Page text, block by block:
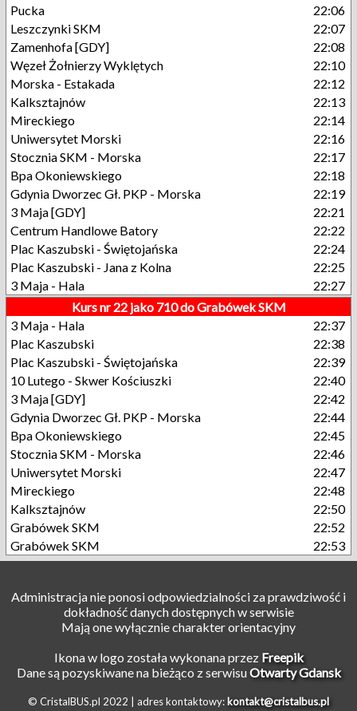
Pucka
22:06
Leszczynki SKM
22:07
Zamenhofa [GDY]
22:08
Węzeł Żołnierzy Wyklętych
22:10
Morska - Estakada
22:12
Kalksztajnów
22:13
Mireckiego
22:14
Uniwersytet Morski
22:16
Stocznia SKM - Morska
22:17
Bpa Okoniewskiego
22:18
Gdynia Dworzec Gł. PKP - Morska
22:19
3 Maja [GDY]
22:21
Centrum Handlowe Batory
22:22
Plac Kaszubski - Świętojańska
22:24
Plac Kaszubski - Jana z Kolna
22:25
3 Maja - Hala
22:27
Kurs nr 22 jako 710 do Grabówek SKM
3 Maja - Hala
22:37
Plac Kaszubski
22:38
Plac Kaszubski - Świętojańska
22:39
10 Lutego - Skwer Kościuszki
22:40
3 Maja [GDY]
22:42
Gdynia Dworzec Gł. PKP - Morska
22:44
Bpa Okoniewskiego
22:45
Stocznia SKM - Morska
22:46
Uniwersytet Morski
22:47
Mireckiego
22:48
Kalksztajnów
22:50
Grabówek SKM
22:52
Grabówek SKM
22:53
Administracja nie ponosi odpowiedzialności za prawdziwość i
dokładność danych dostępnych w serwisie
Mają one wyłącznie charakter orientacyjny
Ikona w logo została wykonana przez Freepik
Dane są pozyskiwane na bieżąco z serwisuOtwarty Gdansk
© CristalBUS.pl 2022 | adres kontaktowy: kontakt@cristalbus.pl